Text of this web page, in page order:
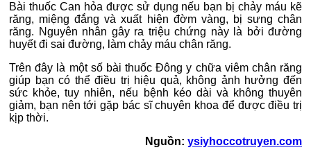
Bài thuốc Can hỏa được sử dụng nếu bạn bị chảy máu kẽ
răng, miệng đắng và xuất hiện đờm vàng, bị sưng chân
răng. Nguyên nhân gây ra triệu chứng này là bởi đường
huyết đi sai đường, làm chảy máu chân răng.
Trên đây là một số bài thuốc Đông y chữa viêm chân răng
giúp bạn có thể điều trị hiệu quả, không ảnh hưởng đến
sức khỏe, tuy nhiên, nếu bệnh kéo dài và không thuyên
giảm, bạn nên tới gặp bác sĩ chuyên khoa để được điều trị
kịp thời.
Nguồn: ysiyhoccotruyen.com